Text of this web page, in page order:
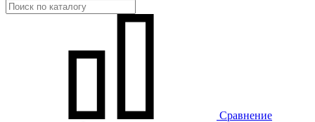
Сравнение